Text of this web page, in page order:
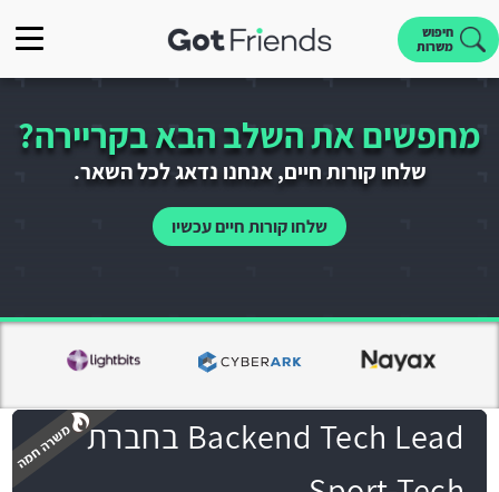
חיפוש
משרות
מחפשים את השלב הבא בקריירה?
שלחו קורות חיים, אנחנו נדאג לכל השאר.
שלחו קורות חיים עכשיו
Backend Tech Lead בחברת